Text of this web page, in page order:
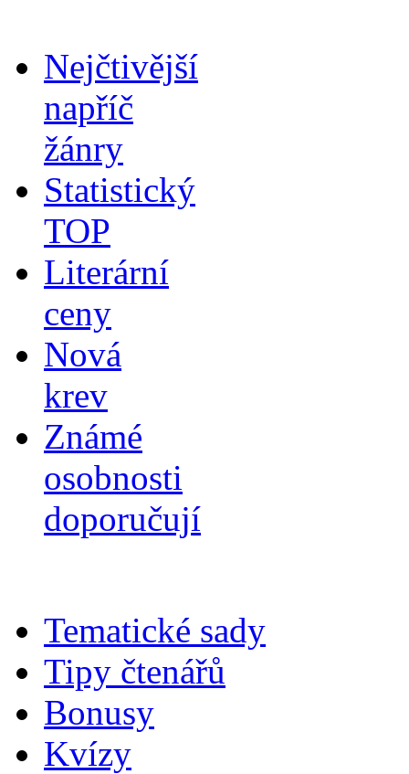
Nejčtivější
napříč
žánry
Statistický
TOP
Literární
ceny
Nová
krev
Známé
osobnosti
doporučují
Tematické sady
Tipy čtenářů
Bonusy
Kvízy